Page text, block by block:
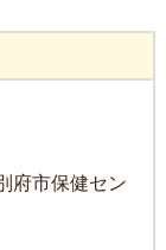
府市保健セン